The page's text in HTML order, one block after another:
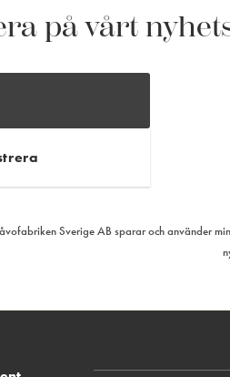
på vårt
Sverige AB sparar och använder